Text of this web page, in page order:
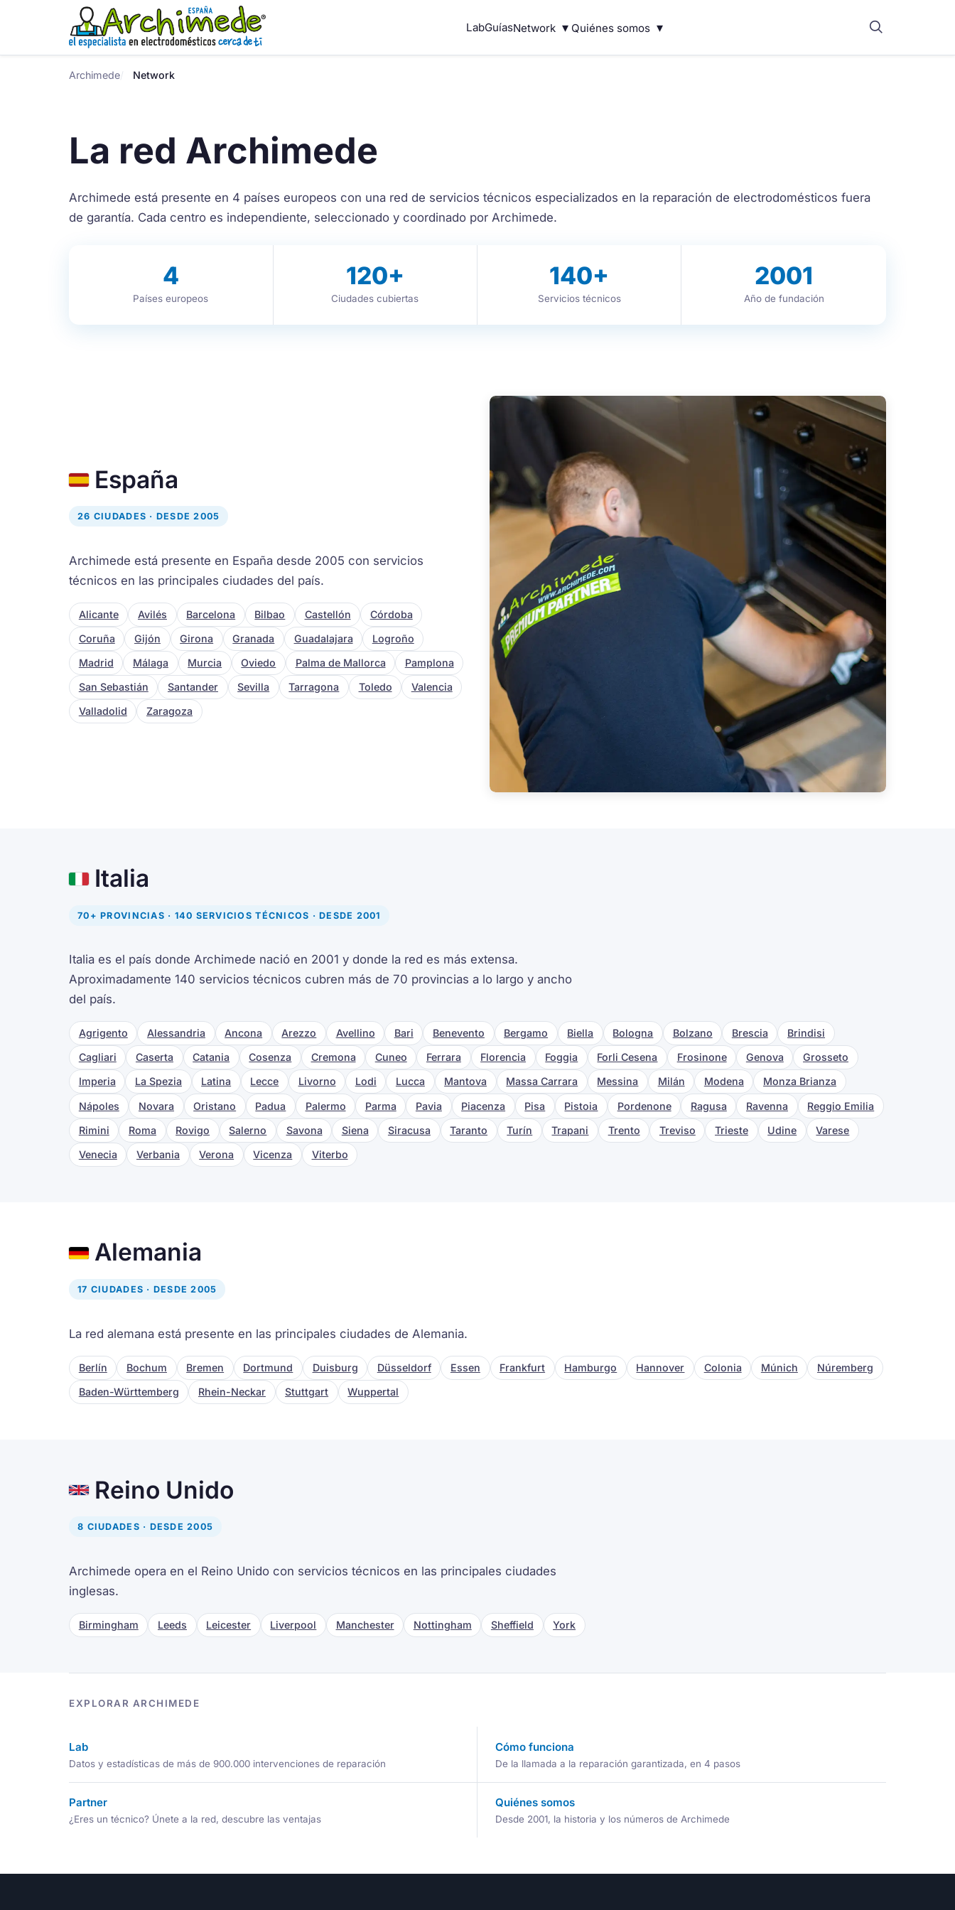
LabGuíasNetwork ▾ Quiénes somos ▾
Archimede Network
La red Archimede
Archimede está presente en 4 países europeos con una red de servicios técnicos especializados en la reparación de electrodomésticos fuera
de garantía. Cada centro es independiente, seleccionado y coordinado por Archimede.
4
Países europeos
120+
Ciudades cubiertas
140+
Servicios técnicos
2001
Año de fundación
España
26 CIUDADES · DESDE 2005
Archimede está presente en España desde 2005 con servicios
técnicos en las principales ciudades del país.
Alicante Avilés Barcelona Bilbao Castellón Córdoba
Coruña Gijón Girona Granada Guadalajara Logroño
Madrid Málaga Murcia Oviedo Palma de Mallorca Pamplona
San Sebastián Santander Sevilla Tarragona Toledo Valencia
Valladolid Zaragoza
Italia
70+ PROVINCIAS · 140 SERVICIOS TÉCNICOS · DESDE 2001
Italia es el país donde Archimede nació en 2001 y donde la red es más extensa.
Aproximadamente 140 servicios técnicos cubren más de 70 provincias a lo largo y ancho
del país.
Agrigento Alessandria Ancona Arezzo Avellino Bari Benevento Bergamo Biella Bologna Bolzano Brescia Brindisi
Cagliari Caserta Catania Cosenza Cremona Cuneo Ferrara Florencia Foggia Forli Cesena Frosinone Genova Grosseto
Imperia La Spezia Latina Lecce Livorno Lodi Lucca Mantova Massa Carrara Messina Milán Modena Monza Brianza
Nápoles Novara Oristano Padua Palermo Parma Pavia Piacenza Pisa Pistoia Pordenone Ragusa Ravenna Reggio Emilia
Rimini Roma Rovigo Salerno Savona Siena Siracusa Taranto Turín Trapani Trento Treviso Trieste Udine Varese
Venecia Verbania Verona Vicenza Viterbo
Alemania
17 CIUDADES · DESDE 2005
La red alemana está presente en las principales ciudades de Alemania.
Berlín Bochum Bremen Dortmund Duisburg Düsseldorf Essen Frankfurt Hamburgo Hannover Colonia Múnich Núremberg
Baden-Württemberg Rhein-Neckar Stuttgart Wuppertal
Reino Unido
8 CIUDADES · DESDE 2005
Archimede opera en el Reino Unido con servicios técnicos en las principales ciudades
inglesas.
Birmingham Leeds Leicester Liverpool Manchester Nottingham Sheffield York
EXPLORAR ARCHIMEDE
Lab
Datos y estadísticas de más de 900.000 intervenciones de reparación
Cómo funciona
De la llamada a la reparación garantizada, en 4 pasos
Partner
¿Eres un técnico? Únete a la red, descubre las ventajas
Quiénes somos
Desde 2001, la historia y los números de Archimede